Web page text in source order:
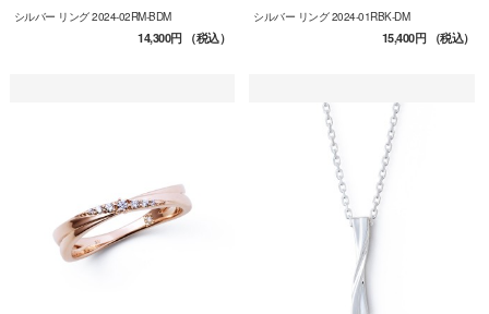
シルバー リング 2024-02RM-BDM
14,300円（税込）
シルバー リング 2024-01RBK-DM
15,400円（税込）